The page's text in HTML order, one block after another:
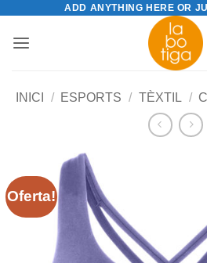
content
ADD ANYTHING HERE OR
INICI / ESPORTS / TÈXTIL /
Oferta!